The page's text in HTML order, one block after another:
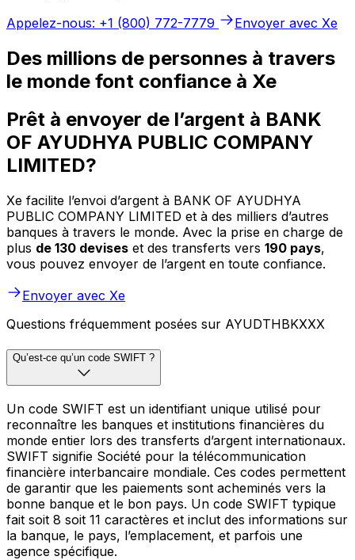
Appelez-nous: +1 (800) 772-7779
Envoyer avec Xe
Des millions de personnes à travers
le monde font confiance à Xe
Prêt à envoyer de l’argent à BANK
OF AYUDHYA PUBLIC COMPANY
LIMITED?
Xe facilite l’envoi d’argent à BANK OF AYUDHYA
PUBLIC COMPANY LIMITED et à des milliers d’autres
banques à travers le monde. Avec la prise en charge de
plus de 130 devises et des transferts vers 190 pays,
vous pouvez envoyer de l’argent en toute confiance.
Envoyer avec Xe
Questions fréquemment posées sur AYUDTHBKXXX
Qu’est-ce qu’un code SWIFT ?
Un code SWIFT est un identifiant unique utilisé pour
reconnaître les banques et institutions financières du
monde entier lors des transferts d’argent internationaux.
SWIFT signifie Société pour la télécommunication
financière interbancaire mondiale. Ces codes permettent
de garantir que les paiements sont acheminés vers la
bonne banque et le bon pays. Un code SWIFT typique
fait soit 8 soit 11 caractères et inclut des informations sur
la banque, le pays, l’emplacement, et parfois une
agence spécifique.